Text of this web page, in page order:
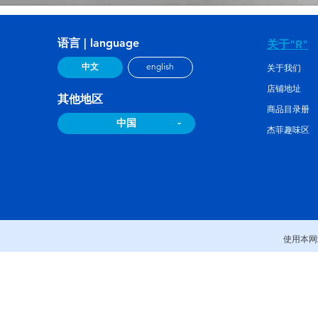
语言 | language
中文 english
其他地区
中国
关于"R"
关于我们
店铺地址
商品目录册
杰菲趣味区
使用本